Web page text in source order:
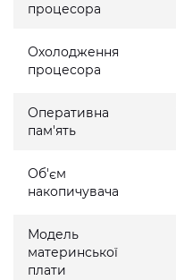
процесора
Охолодження
процесора
Оперативна
пам'ять
Об'єм
накопичувача
Модель
материнської
плати